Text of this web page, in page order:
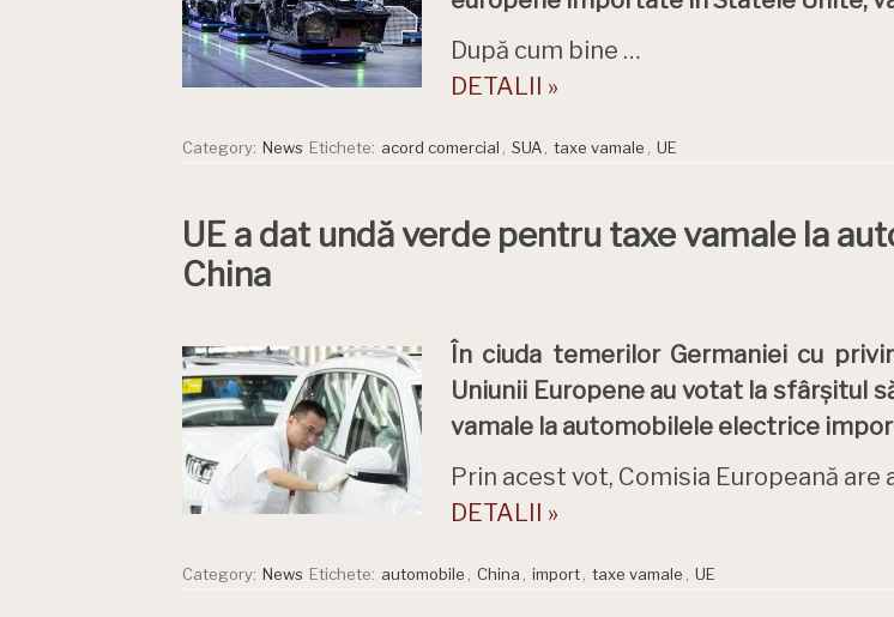
După cum bine …
DETALII »
Category: News Etichete: acord comercial SUA taxe vamale UE
UE a dat undă verde pentru taxe vamale la
China
În ciuda temerilor Germaniei cu
Uniunii Europene au votat la sfârșitul
vamale la automobilele electrice
Prin acest vot, Comisia Europeană are
DETALII »
Category: News Etichete: automobile China import taxe vamale UE